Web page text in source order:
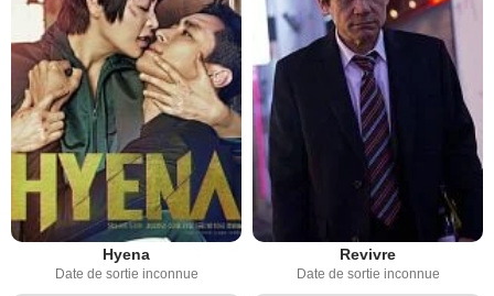
Hyena
Date de sortie inconnue
Revivre
Date de sortie inconnue